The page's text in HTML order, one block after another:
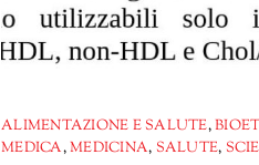
ALIMENTAZIONE E SALUTE,
MEDICA,MEDICINA, SALUTE,